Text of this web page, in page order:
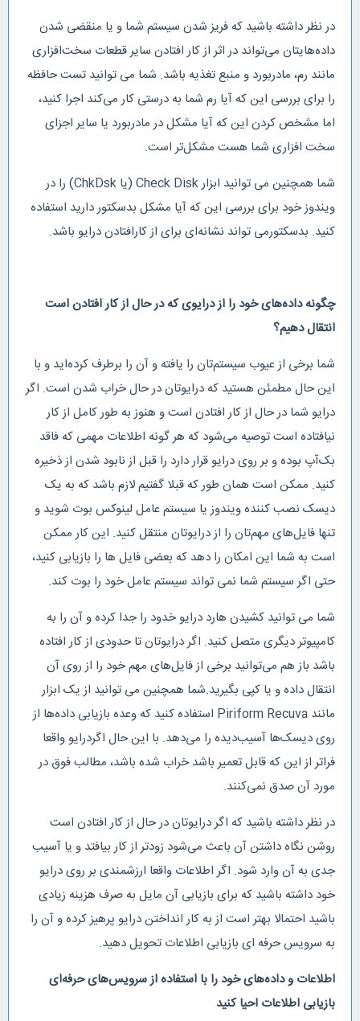
در نظر داشته باشید که فریز شدن سیستم شما و یا منقضی شدن
داده‌هایتان می‌تواند در اثر از کار افتادن سایر قطعات سخت‌افزاری
مانند رم، مادربورد و منبع تغذیه باشد. شما می توانید تست حافظه
را برای بررسی این که آیا رم شما به درستی کار می‌کند اجرا کنید،
اما مشخص کردن این که آیا مشکل در مادربورد یا سایر اجزای
سخت افزاری شما هست مشکل‌تر است.
شما همچنین می توانید ابزار Check Disk (یا ChkDsk) را در
ویندوز خود برای بررسی این که آیا مشکل بدسکتور دارید استفاده
کنید. بدسکتورمی تواند نشانه‌ای برای از کارافتادن درایو باشد.
چگونه داده‌های خود را از درایوی که در حال از کار افتادن است
انتقال دهیم؟
شما برخی از عیوب سیستم‌تان را یافته و آن را برطرف کرده‌اید و با
این حال مطمئن هستید که درایوتان در حال خراب شدن است. اگر
درایو شما در حال از کار افتادن است و هنوز به طور کامل از کار
نیافتاده است توصیه می‌شود که هر گونه اطلاعات مهمی که فاقد
بک‌آپ بوده و بر روی درایو قرار دارد را قبل از نابود شدن از ذخیره
کنید. ممکن است همان طور که قبلا گفتیم لازم باشد که به یک
دیسک نصب کننده ویندوز یا سیستم عامل لینوکس بوت شوید و
تنها فایل‌های مهم‌تان را از درایوتان منتقل کنید. این کار ممکن
است به شما این امکان را دهد که بعضی فایل ها را بازیابی کنید،
حتی اگر سیستم شما نمی تواند سیستم عامل خود را بوت کند.
شما می توانید کشیدن هارد درایو خدود را جدا کرده و آن را به
کامپیوتر دیگری متصل کنید. اگر درایوتان تا حدودی از کار افتاده
باشد باز هم می‌توانید برخی از فایل‌های مهم خود را از روی آن
انتقال داده و یا کپی بگیرید.شما همچنین می توانید از یک ابزار
مانند Piriform Recuva استفاده کنید که وعده بازیابی داده‌ها از
روی دیسک‌ها آسیب‌دیده را می‌دهد. با این حال اگردرایو واقعا
فراتر از این که قابل تعمیر باشد خراب شده باشد، مطالب فوق در
مورد آن صدق نمی‌کنند.
در نظر داشته باشید که اگر درایوتان در حال از کار افتادن است
روشن نگاه داشتن آن باعث می‌شود زودتر از کار بیافتد و یا آسیب
جدی به آن وارد شود. اگر اطلاعات واقعا ارزشمندی بر روی درایو
خود داشته باشید که برای بازیابی آن مایل به صرف هزینه زیادی
باشید احتمالا بهتر است از به کار انداختن درایو پرهیز کرده و آن را
به سرویس حرفه ای بازیابی اطلاعات تحویل دهید.
اطلاعات و داده‌های خود را با استفاده از سرویس‌های حرفه‌ای
بازیابی اطلاعات احیا کنید